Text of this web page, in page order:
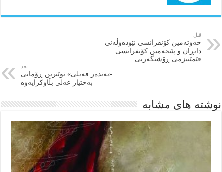
قبل
حەوتەمین کۆنفرانسی نێودەوڵەتی
دابڕان و پێنجەمین کۆنفرانسی
فێمێنیزمی ڕۆشنگەریی
بعد
«بەندەر فەیلی» نوێترین ڕۆمانی
بەختیار عەلی بڵاوکرایەوە
نوشته های مشابه